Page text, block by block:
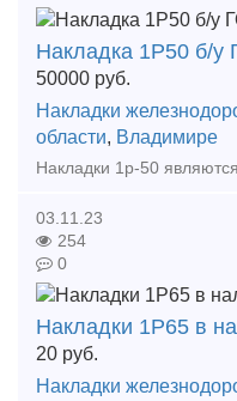
Накладка 1Р50 б/у
50000 руб.
Накладки
области, Владимире
03.11.23
254
0
Накладки 1Р65 в
20 руб.
Накладки